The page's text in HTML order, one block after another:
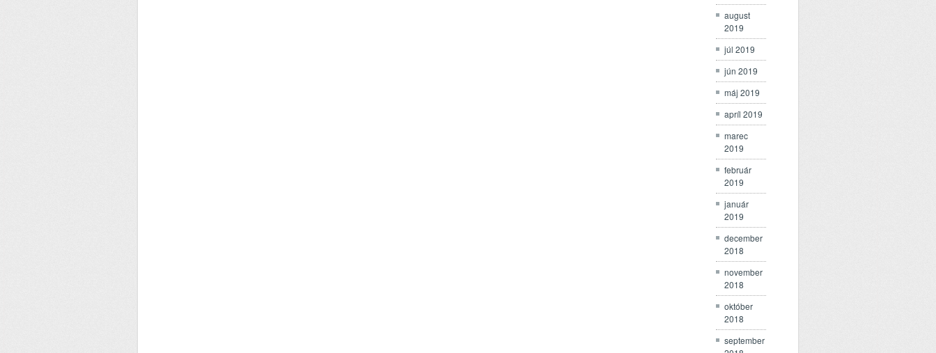
august
2019
júl 2019
jún 2019
máj 2019
apríl 2019
marec
2019
február
2019
január
2019
december
2018
november
2018
október
2018
september